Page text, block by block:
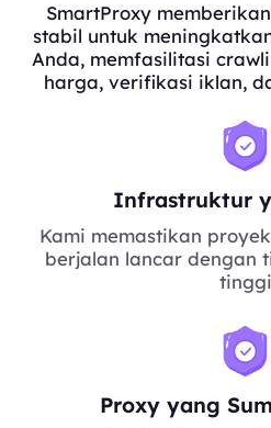
SmartProxy
stabil untuk
Anda, memfasilitasi
harga, verifikasi iklan,
Infrastruktur
Kami memastikan
berjalan lancar dengan
tinggi
Proxy yang